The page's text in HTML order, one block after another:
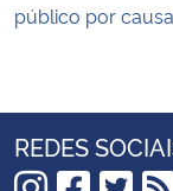
público por
REDES